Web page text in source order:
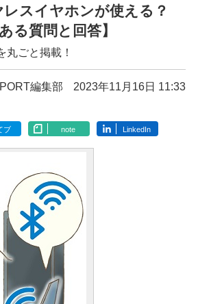
スイヤホンが使える？
る質問と回答】
ごと掲載！
編集部 2023年11月16日 11:33
ブ note LinkedIn